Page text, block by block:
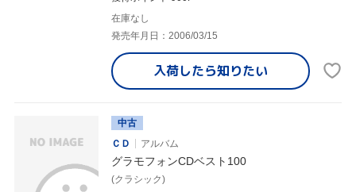
在庫なし
発売年月日：2006/03/15
入荷したら知りたい
中古
ＣＤ
アルバム
グラモフォンCDベスト100
(クラシック)